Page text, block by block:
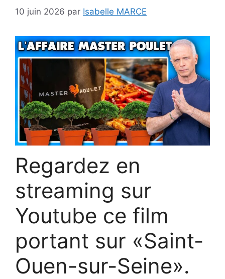
10 juin 2026 par Isabelle MARCE
Regardez en
streaming sur
Youtube ce film
portant sur «Saint-
Ouen-sur-Seine».